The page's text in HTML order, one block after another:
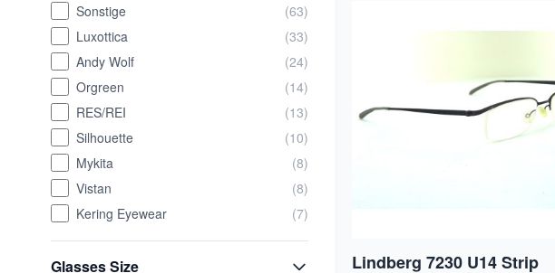
Sonstige
(63)
Luxottica
(33)
Andy Wolf
(24)
Orgreen
(14)
RES/REI
(13)
Silhouette
(10)
Mykita
(8)
Vistan
(8)
Kering Eyewear
(7)
Glasses Size
Lindberg 7230 U14 Strip